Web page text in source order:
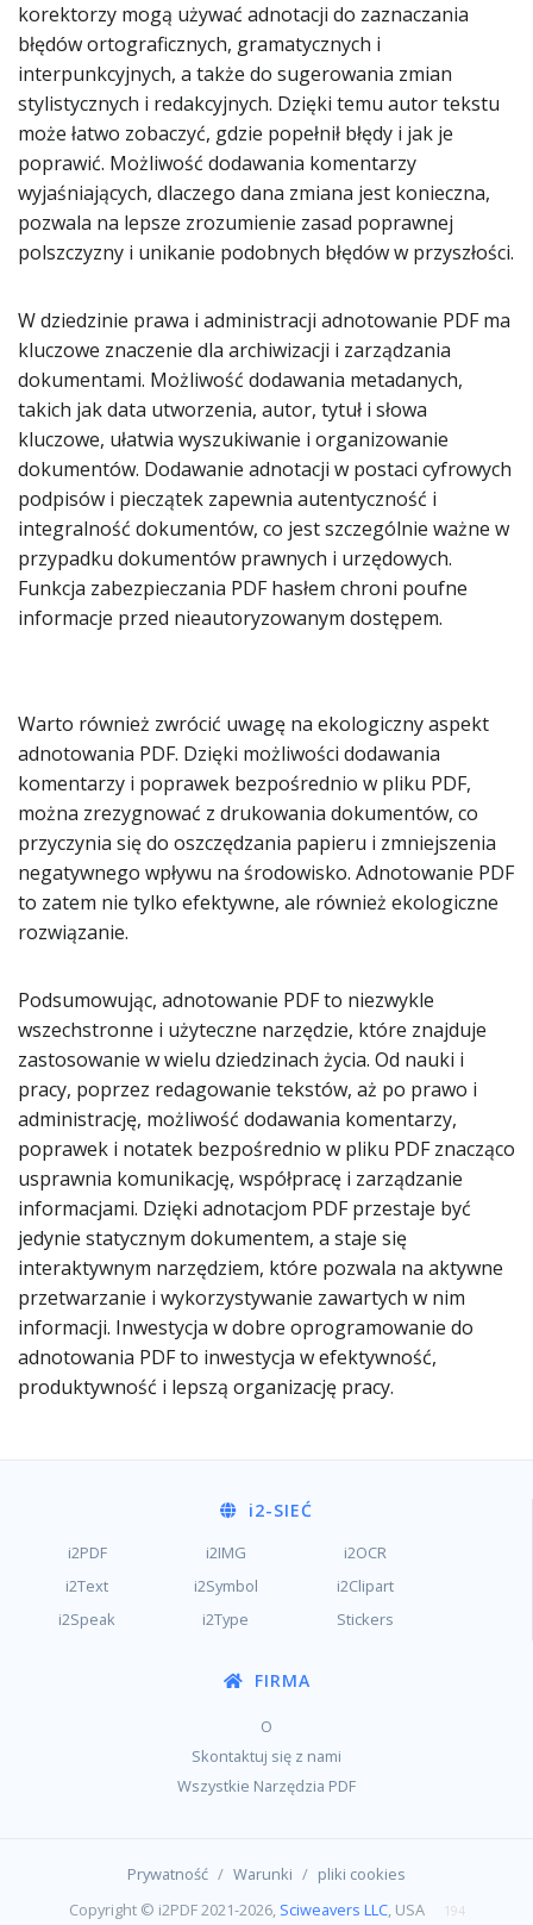
korektorzy mogą używać adnotacji do zaznaczania
błędów ortograficznych, gramatycznych i
interpunkcyjnych, a także do sugerowania zmian
stylistycznych i redakcyjnych. Dzięki temu autor tekstu
może łatwo zobaczyć, gdzie popełnił błędy i jak je
poprawić. Możliwość dodawania komentarzy
wyjaśniających, dlaczego dana zmiana jest konieczna,
pozwala na lepsze zrozumienie zasad poprawnej
polszczyzny i unikanie podobnych błędów w przyszłości.
W dziedzinie prawa i administracji adnotowanie PDF ma
kluczowe znaczenie dla archiwizacji i zarządzania
dokumentami. Możliwość dodawania metadanych,
takich jak data utworzenia, autor, tytuł i słowa
kluczowe, ułatwia wyszukiwanie i organizowanie
dokumentów. Dodawanie adnotacji w postaci cyfrowych
podpisów i pieczątek zapewnia autentyczność i
integralność dokumentów, co jest szczególnie ważne w
przypadku dokumentów prawnych i urzędowych.
Funkcja zabezpieczania PDF hasłem chroni poufne
informacje przed nieautoryzowanym dostępem.
Warto również zwrócić uwagę na ekologiczny aspekt
adnotowania PDF. Dzięki możliwości dodawania
komentarzy i poprawek bezpośrednio w pliku PDF,
można zrezygnować z drukowania dokumentów, co
przyczynia się do oszczędzania papieru i zmniejszenia
negatywnego wpływu na środowisko. Adnotowanie PDF
to zatem nie tylko efektywne, ale również ekologiczne
rozwiązanie.
Podsumowując, adnotowanie PDF to niezwykle
wszechstronne i użyteczne narzędzie, które znajduje
zastosowanie w wielu dziedzinach życia. Od nauki i
pracy, poprzez redagowanie tekstów, aż po prawo i
administrację, możliwość dodawania komentarzy,
poprawek i notatek bezpośrednio w pliku PDF znacząco
usprawnia komunikację, współpracę i zarządzanie
informacjami. Dzięki adnotacjom PDF przestaje być
jedynie statycznym dokumentem, a staje się
interaktywnym narzędziem, które pozwala na aktywne
przetwarzanie i wykorzystywanie zawartych w nim
informacji. Inwestycja w dobre oprogramowanie do
adnotowania PDF to inwestycja w efektywność,
produktywność i lepszą organizację pracy.
i2-SIEĆ
i2PDF i2IMG
i2OCR
i2Text
i2Symbol
i2Clipart
i2Speak
i2Type Stickers
FIRMA
O
Skontaktuj się z nami
Wszystkie Narzędzia PDF
Prywatność / Warunki / pliki cookies
Copyright © i2PDF 2021-2026, Sciweavers LLC, USA 194